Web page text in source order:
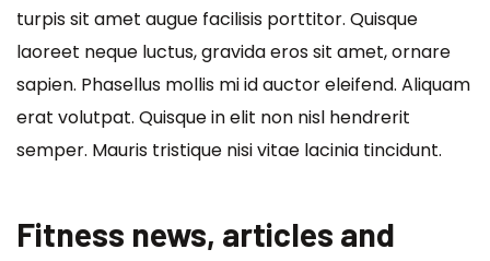
turpis sit amet augue facilisis porttitor. Quisque
laoreet neque luctus, gravida eros sit amet, ornare
sapien. Phasellus mollis mi id auctor eleifend. Aliquam
erat volutpat. Quisque in elit non nisl hendrerit
semper. Mauris tristique nisi vitae lacinia tincidunt.
Fitness news, articles and